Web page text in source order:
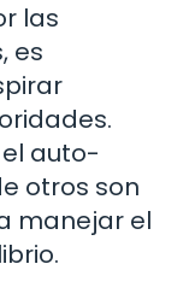
las
es
auto-
otros son
manejar el